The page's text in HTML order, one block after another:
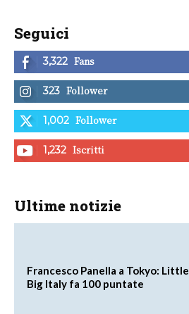
Seguici
3,322 Fans
323 Follower
1,002 Follower
1,232 Iscritti
Ultime notizie
Francesco Panella a Tokyo: Little
Big Italy fa 100 puntate